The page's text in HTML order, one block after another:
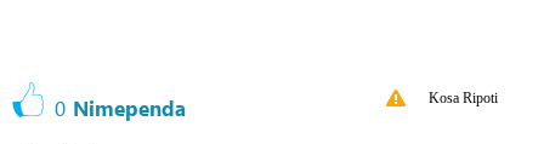
0 Nimependa Kosa Ripoti